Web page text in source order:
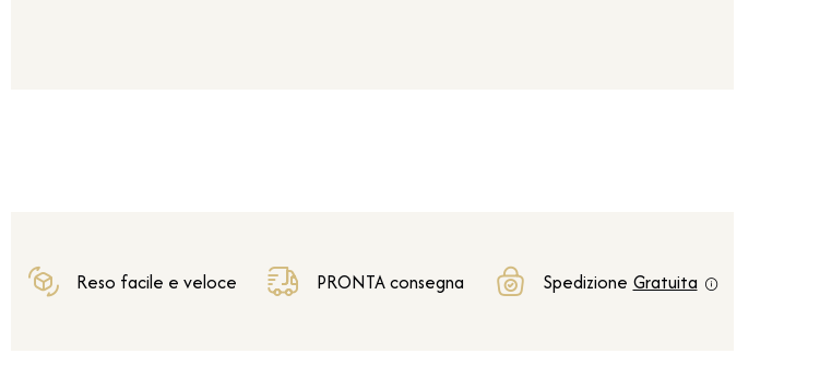
Reso facile e veloce PRONTA consegna Spedizione Gratuita